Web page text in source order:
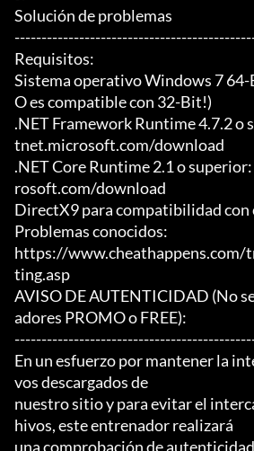
Solución de problemas
Requisitos:
Sistema operativo Windows 7
O es compatible con 32-Bit!)
.NET Framework Runtime 4.7.2
tnet.microsoft.com/download
.NET Core Runtime 2.1 o
rosoft.com/download
DirectX9 para compatibilidad
Problemas conocidos:
https://www.cheathappens.com/
ting.asp
AVISO DE AUTENTICIDAD (No
adores PROMO o FREE):
En un esfuerzo por mantener la
vos descargados de
nuestro sitio y para evitar el
hivos, este entrenador realizará
una comprobación de